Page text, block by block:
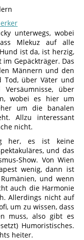
unterwegs, wobei
Mlekuz auf alle
ist da, ist herzig,
Gepäckträger. Das
Männern und den
Tod, über Väter und
über
wobei es hier um
um die banalen
Allzu interessant
nicht.
her, es ist keine
und das
Show. Von Wien
wenig, dann ist
und wenn
auch die Harmonie
Allerdings nicht auf
um zu wissen, dass
muss, also gibt es
Humoristisches.
heiter.